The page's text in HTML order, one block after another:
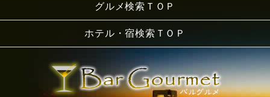
グルメ検索ＴＯＰ
ホテル・宿検索ＴＯＰ